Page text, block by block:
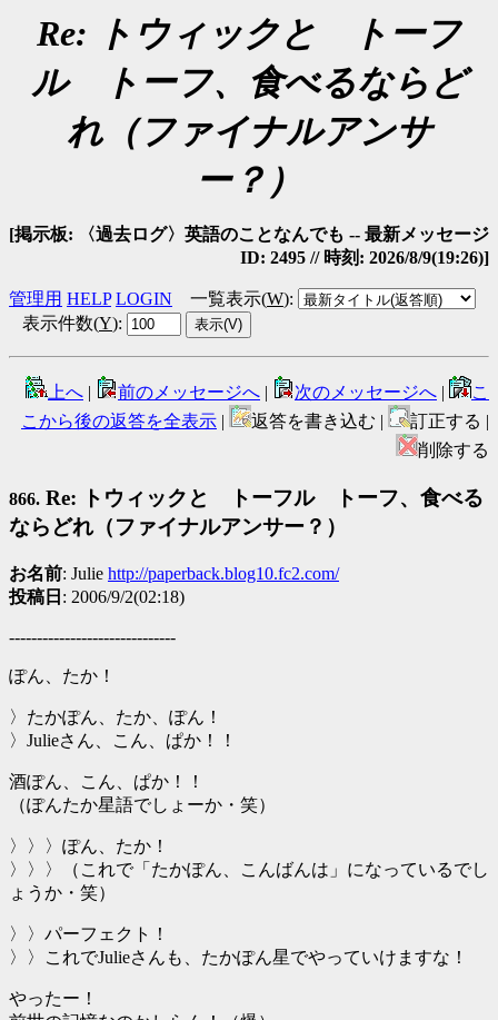
Re: トウィックと トーフ
ル トーフ、食べるならど
れ（ファイナルアンサ
ー？）
[掲示板: 〈過去ログ〉英語のことなんでも -- 最新メッセージ
ID: 2495 // 時刻: 2026/8/9(19:26)]
管理用 HELP LOGIN 一覧表示(W):
表示件数(Y):
上へ | 前のメッセージへ | 次のメッセージへ |
こ
こから後の返答を全表示 | 返答を書き込む |
訂正する |
削除する
866. Re: トウィックと トーフル トーフ、食べる
ならどれ（ファイナルアンサー？）
お名前: Julie http://paperback.blog10.fc2.com/
投稿日 : 2006/9/2(02:18)
------------------------------
ぽん、たか！
〉たかぽん、たか、ぽん！
〉Julieさん、こん、ぱか！！
酒ぽん、こん、ぱか！！
（ぽんたか星語でしょーか・笑）
〉〉〉ぽん、たか！
〉〉〉（これで「たかぽん、こんばんは」になっているでし
ょうか・笑）
〉〉パーフェクト！
〉〉これでJulieさんも、たかぽん星でやっていけますな！
やったー！